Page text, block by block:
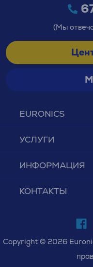
EURONICS
УСЛУГИ
ИНФОРМАЦИЯ
КОНТАКТЫ
(Мы
Copyright © 2026